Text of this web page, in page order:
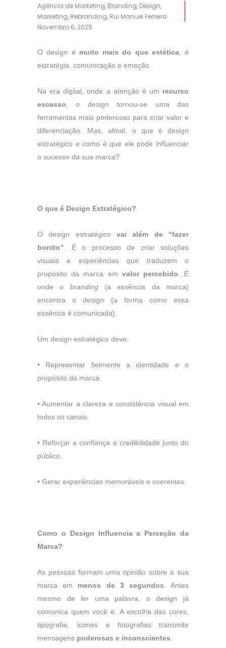
Agência de Marketing, Branding, Design,
Marketing, Rebranding, Rui Manuel Ferreira
Novembro 6, 2025
O design é muito mais do que estética, é
estratégia, comunicação e emoção.
Na era digital, onde a atenção é um recurso
escasso , o design tornou-se uma das
ferramentas mais poderosas para criar valor e
diferenciação. Mas, afinal, o que é design
estratégico e como é que ele pode influenciar
o sucesso da sua marca?
O que é Design Estratégico?
O design estratégico vai além de “fazer
bonito” . É o processo de criar soluções
visuais e experiências que traduzem o
propósito da marca em valor percebido . É
onde o branding(a essência da marca)
encontra o design (a forma como essa
essência é comunicada).
Um design estratégico deve:
• Representar fielmente a identidade e o
propósito da marca.
•Aumentar a clareza e consistência visual em
todos os canais.
• Reforçar a confiança e credibilidade junto do
público.
• Gerar experiências memoráveis e coerentes.
Como o Design Influencia a Perceção da
Marca?
As pessoas formam uma opinião sobre a sua
marca em menos de 3 segundos . Antes
mesmo de ler uma palavra, o design já
comunica quem você é. A escolha das cores,
tipografia, ícones e fotografias transmite
mensagens poderosas e inconscientes